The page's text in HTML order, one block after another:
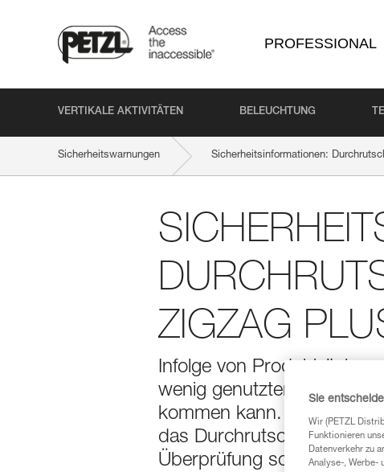
PROFESSIONAL
VERTIKALE AKTIVITÄTEN BELEUCHTUNG
Sicherheitswarnungen Sicherheitsinformationen:
ZIGZAG
Infolge von
wenig genutzten ZIGZAG
kommen kann.
das Durchrutschen
Überprüfung sowie einen
Sie
Wir (PETZL
Funktionieren
Datenverkehr zu
Analyse-, Werbe-